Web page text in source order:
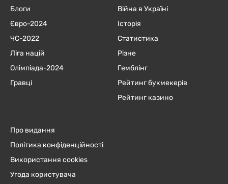
Блоги
Євро-2024
ЧC-2022
Ліга націй
Олімпіада-2024
Гравці
Війна в Україні
Історія
Статистика
Різне
Гемблінг
Рейтинг букмекерів
Рейтинг казино
Про видання
Політика конфіденційності
Використання cookies
Угода користувача